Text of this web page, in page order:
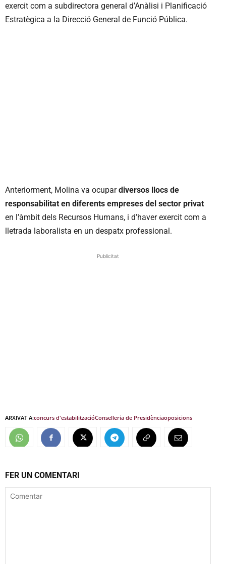
exercit com a subdirectora general d’Anàlisi i Planificació
Estratègica a la Direcció General de Funció Pública.
Anteriorment, Molina va ocupardiversos llocs de
responsabilitat en diferents empreses del sector privat
en l’àmbit dels Recursos Humans, i d’haver exercit com a
lletrada laboralista en un despatx professional.
Publicitat
ARXIVAT A:concurs d'estabilitzacióConselleria de Presidènciaoposicions
FER UN COMENTARI